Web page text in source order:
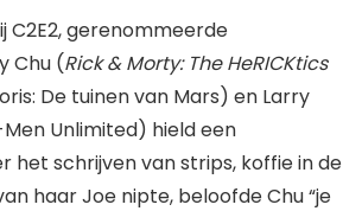
C2E2, gerenommeerde
Chu (Rick & Morty: The HeRICKtics
De tuinen van Mars) en Larry
Unlimited) hield een
het schrijven van strips, koffie in de
haar Joe nipte, beloofde Chu “je